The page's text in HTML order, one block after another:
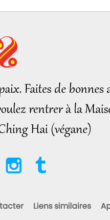
Faites de bonnes
rentrer à la
Hai (végane)
Liens similaires